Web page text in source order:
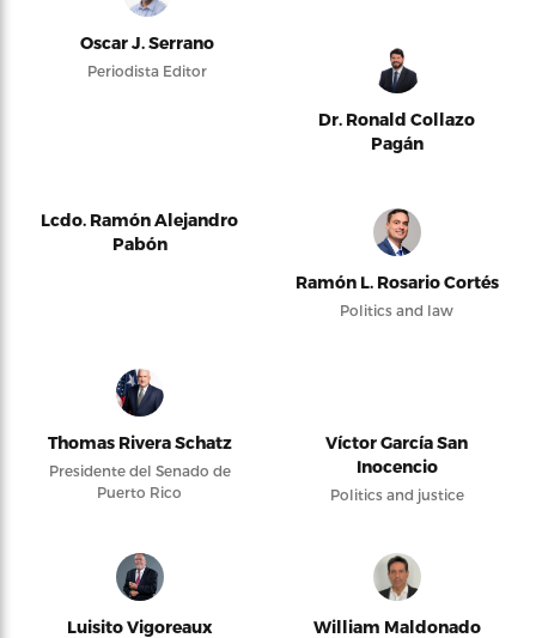
Oscar J. Serrano
Periodista Editor
Dr. Ronald Collazo
Pagán
Lcdo. Ramón Alejandro
Pabón
Ramón L. Rosario Cortés
Politics and law
Thomas Rivera Schatz
Presidente del Senado de
Puerto Rico
Víctor García San
Inocencio
Politics and justice
Luisito Vigoreaux William Maldonado